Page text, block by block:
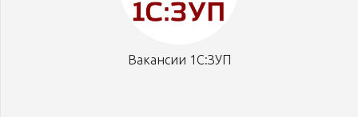
Вакансии 1С:ЗУП